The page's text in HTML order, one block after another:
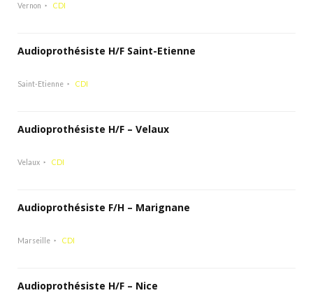
Vernon CDI
Audioprothésiste H/F Saint-Etienne
Saint-Etienne CDI
Audioprothésiste H/F – Velaux
Velaux CDI
Audioprothésiste F/H – Marignane
Marseille CDI
Audioprothésiste H/F – Nice